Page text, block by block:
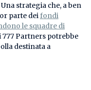
strategia che, a ben
parte deifondi
le squadre di
777 Partners potrebbe
destinata a